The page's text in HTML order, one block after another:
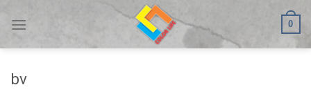
0
bv